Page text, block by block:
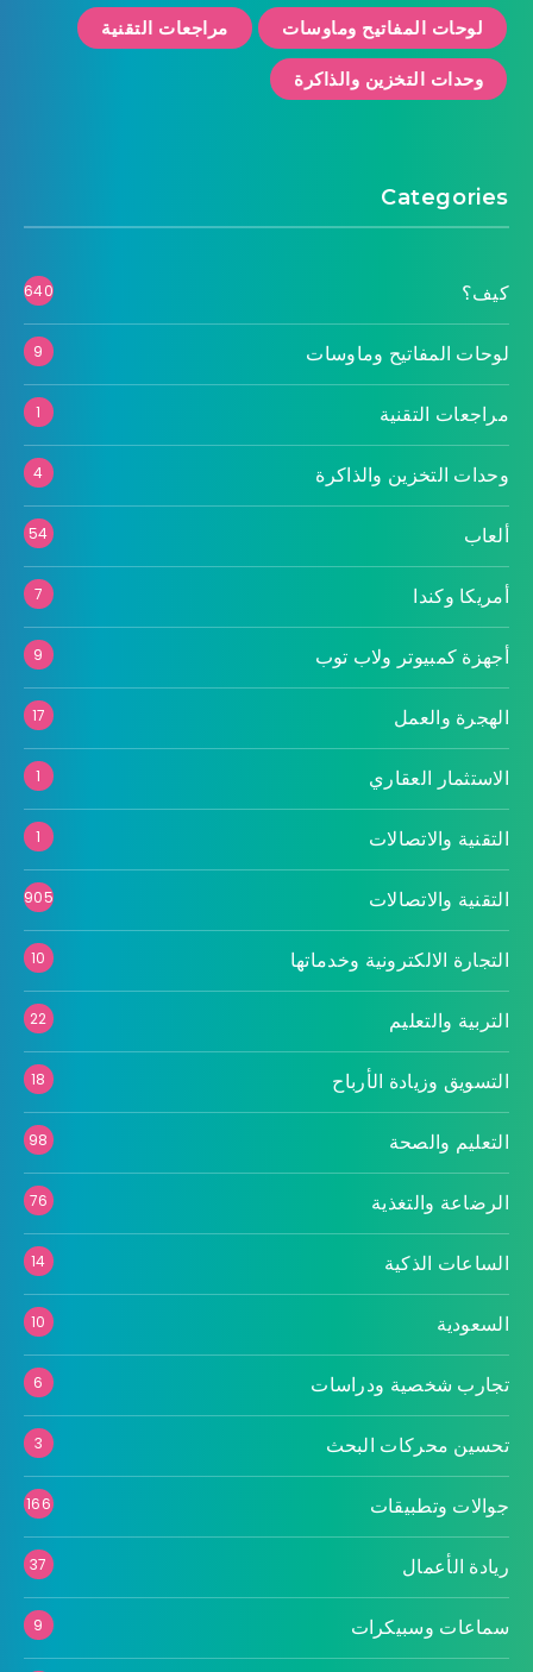
لوحات المفاتيح وماوسات مراجعات التقنية
وحدات التخزين والذاكرة
Categories
كيف؟ 640
لوحات المفاتيح وماوسات 9
مراجعات التقنية 1
وحدات التخزين والذاكرة 4
ألعاب 54
أمريكا وكندا 7
أجهزة كمبيوتر ولاب توب 9
الهجرة والعمل 17
الاستثمار العقاري 1
التقنية والاتصالات 1
التقنية والاتصالات 905
التجارة الالكترونية وخدماتها 10
التربية والتعليم 22
التسويق وزيادة الأرباح 18
التعليم والصحة 98
الرضاعة والتغذية 76
الساعات الذكية 14
السعودية 10
تجارب شخصية ودراسات 6
تحسين محركات البحث 3
جوالات وتطبيقات 166
ريادة الأعمال 37
سماعات وسبيكرات 9